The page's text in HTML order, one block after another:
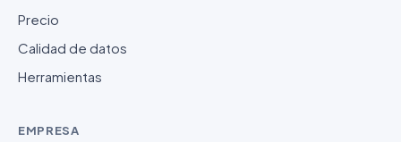
Precio
Calidad de datos
Herramientas
EMPRESA